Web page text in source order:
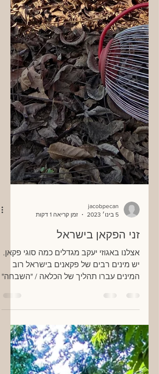
5 בינו׳ 2023
זמן קריאה 1 דקות
זני הפקאן בישראל
אצלנו באגוזי יעקב מגדלים כמה סוגי פקאן.
בארץ על מנת שהיו מותאמים...